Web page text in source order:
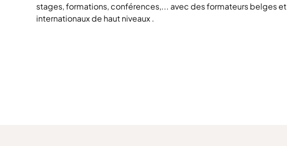
stages, formations, conférences,... avec des formateurs belges et
internationaux de haut niveaux .